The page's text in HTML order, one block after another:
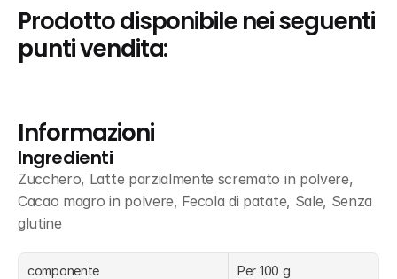
Prodotto disponibile nei seguenti
punti vendita:
Informazioni
Ingredienti
Zucchero, Latte parzialmente scremato in polvere,
Cacao magro in polvere, Fecola di patate, Sale, Senza
glutine
componente Per 100 g